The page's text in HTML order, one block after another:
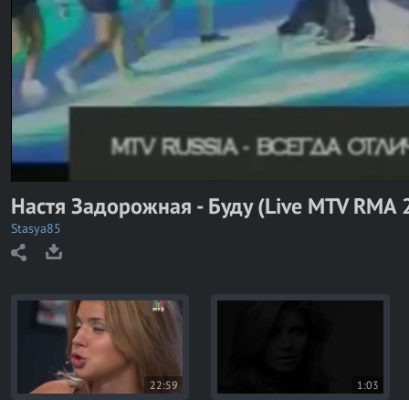
y
d
e
o
Настя Задорожная - Буду (Live MTV RMA
Stasya85
22:59 1:03